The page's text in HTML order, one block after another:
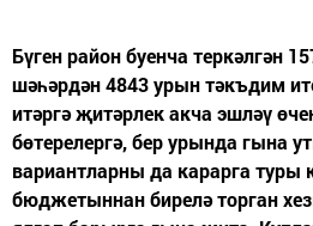
Бүген район буенча теркәлгән
шәһәрдән 4843 урын тәкъдим
итәргә җитәрлек акча эшләү
бөтерелергә, бер урында гына
вариантларны да карарга туры
бюджетыннан бирелә торган